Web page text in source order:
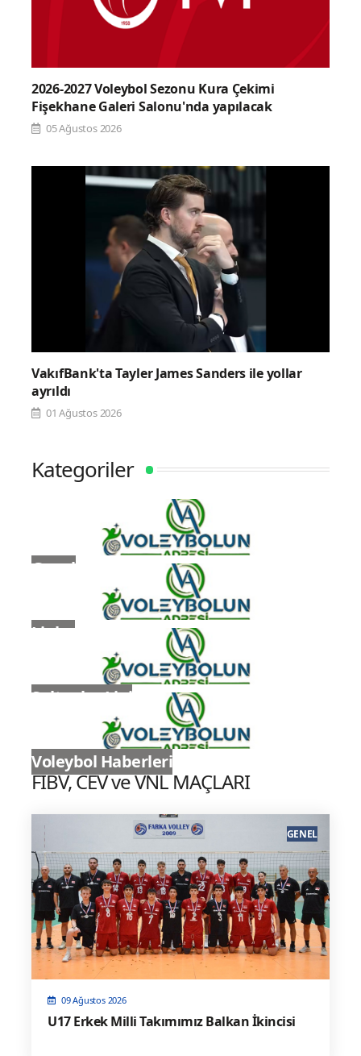
2026-2027 Voleybol Sezonu Kura Çekimi
Fişekhane Galeri Salonu'nda yapılacak
05 Ağustos 2026
VakıfBank'ta Tayler James Sanders ile yollar
ayrıldı
01 Ağustos 2026
Kategoriler
Genel
Ligler
Sultanlar Ligi
Voleybol Haberleri
FIBV, CEV ve VNL MAÇLARI
09 Ağustos 2026
U17 Erkek Milli Takımımız Balkan İkincisi
GENEL